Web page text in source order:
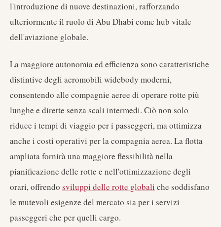
l'introduzione di nuove destinazioni, rafforzando
ulteriormente il ruolo di Abu Dhabi come hub vitale
dell'aviazione globale.
La maggiore autonomia ed efficienza sono caratteristiche
distintive degli aeromobili widebody moderni,
consentendo alle compagnie aeree di operare rotte più
lunghe e dirette senza scali intermedi. Ciò non solo
riduce i tempi di viaggio per i passeggeri, ma ottimizza
anche i costi operativi per la compagnia aerea. La flotta
ampliata fornirà una maggiore flessibilità nella
pianificazione delle rotte e nell'ottimizzazione degli
orari, offrendo sviluppi delle rotte globali che soddisfano
le mutevoli esigenze del mercato sia per i servizi
passeggeri che per quelli cargo.